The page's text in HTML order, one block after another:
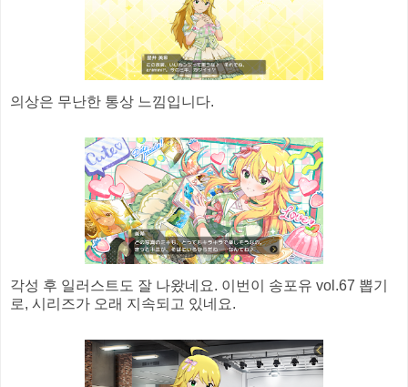
의상은 무난한 통상 느낌입니다.
각성 후 일러스트도 잘 나왔네요. 이번이 송포유 vol.67 뽑기
로, 시리즈가 오래 지속되고 있네요.